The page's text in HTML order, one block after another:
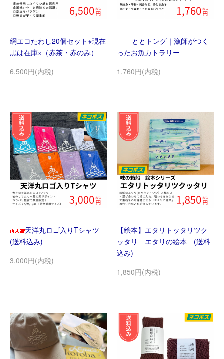
網エコたわし20個セット※現在
黒は在庫×（赤茶・赤のみ）
6,500円(内税)
ととトング｜漁師がつく
ったお魚カトラリー
1,760円(内税)
天洋丸ロゴ入りTシャツ
(送料込み)
3,000円(内税)
【絵本】エタリトッタリツク
ッタリ エタリの絵本 (送料
込み)
1,850円(内税)